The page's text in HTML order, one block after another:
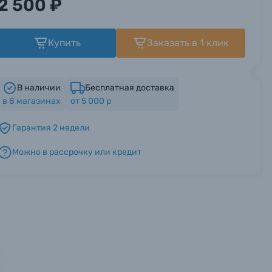
500 ₽
Купить Заказать в 1 клик
В наличии
в 8 магазинах
Бесплатная доставка
от 5 000 р
Гарантия 2 недели
Можно в рассрочку или кредит